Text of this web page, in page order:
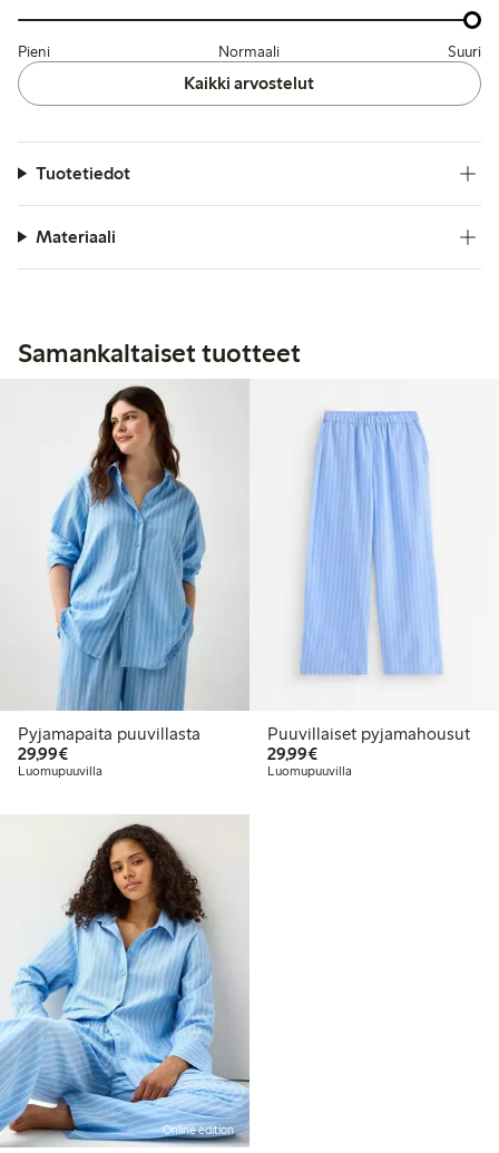
Pieni Normaali Suuri
Kaikki arvostelut
Tuotetiedot
Materiaali
Samankaltaiset tuotteet
Pyjamapaita puuvillasta
29,99€29,99 €
Luomupuuvilla
Puuvillaiset pyjamahousut
29,99€29,99 €
Luomupuuvilla
Online edition